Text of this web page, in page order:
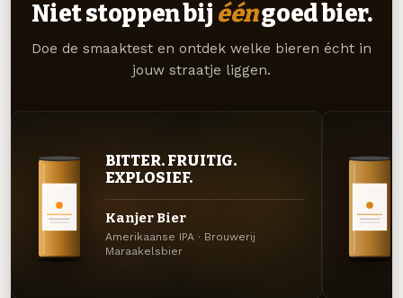
Niet stoppen bij ééngoed bier.
Doe de smaaktest en ontdek welke bieren écht in
jouw straatje liggen.
BITTER. FRUITIG.
EXPLOSIEF.
Kanjer Bier
Amerikaanse IPA · Brouwerij
Maraakelsbier